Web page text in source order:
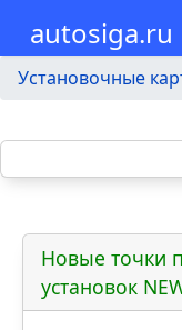
autosiga.ru
Установочные
Новые точки
установок